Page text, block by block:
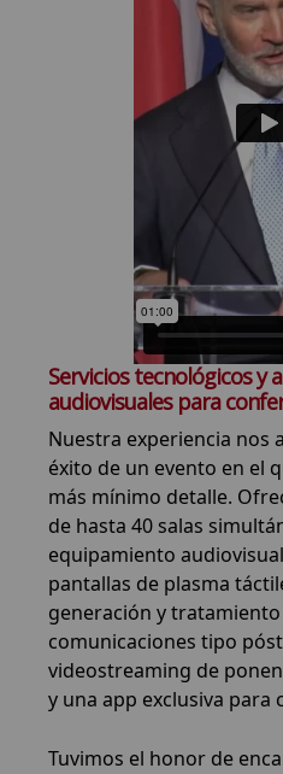
Servicios tecnológicos y
audiovisuales para
Nuestra experiencia nos
éxito de un evento en el
más mínimo detalle.
de hasta 40 salas
equipamiento
pantallas de plasma
generación y
comunicaciones tipo
videostreaming de
y una app exclusiva para
Tuvimos el honor de